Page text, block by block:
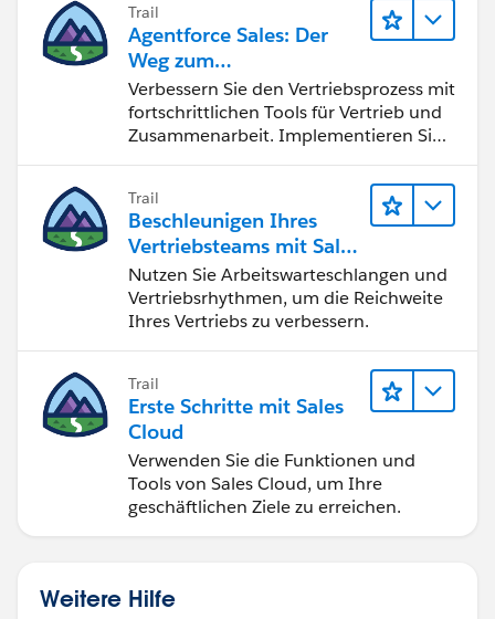
Trail
Agentforce Sales: Der
Weg zum
Vertriebsspezialisten
Verbessern Sie den Vertriebsprozess mit
fortschrittlichen Tools für Vertrieb und
Zusammenarbeit. Implementieren Sie
schließen Sie den Lead-zu-Cash-Zyklus
erfolgreich ab.
Trail
Beschleunigen Ihres
Vertriebsteams mit Sales
Engagement
Nutzen Sie Arbeitswarteschlangen und
Vertriebsrhythmen, um die Reichweite
Ihres Vertriebs zu verbessern.
Trail
Erste Schritte mit Sales
Cloud
Verwenden Sie die Funktionen und
Tools von Sales Cloud, um Ihre
geschäftlichen Ziele zu erreichen.
Weitere Hilfe